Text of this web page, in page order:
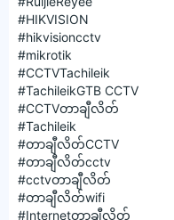
#HIKVISION
#hikvisioncctv
#mikrotik
#CCTVTachileik
#TachileikGTB CCTV
#CCTVတာချီလိတ်
#Tachileik
#တာချီလိတ်CCTV
#တာချီလိတ်cctv
#cctvတာချီလိတ်
#တာချီလိတ်wifi
#Internetတာချီလိတ်